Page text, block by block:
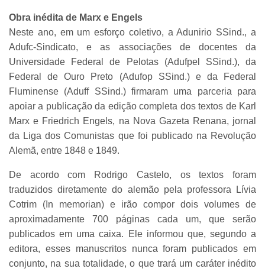
Obra inédita de Marx e Engels
Neste ano, em um esforço coletivo, a Adunirio SSind., a
Adufc-Sindicato, e as associações de docentes da
Universidade Federal de Pelotas (Adufpel SSind.), da
Federal de Ouro Preto (Adufop SSind.) e da Federal
Fluminense (Aduff SSind.) firmaram uma parceria para
apoiar a publicação da edição completa dos textos de Karl
Marx e Friedrich Engels, na Nova Gazeta Renana, jornal
da Liga dos Comunistas que foi publicado na Revolução
Alemã, entre 1848 e 1849.
De acordo com Rodrigo Castelo, os textos foram
traduzidos diretamente do alemão pela professora Lívia
Cotrim (In memorian) e irão compor dois volumes de
aproximadamente 700 páginas cada um, que serão
publicados em uma caixa. Ele informou que, segundo a
editora, esses manuscritos nunca foram publicados em
conjunto, na sua totalidade, o que trará um caráter inédito